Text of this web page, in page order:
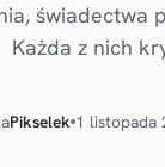
świadectwa
Każda z nich
Pikselek 1 listopada